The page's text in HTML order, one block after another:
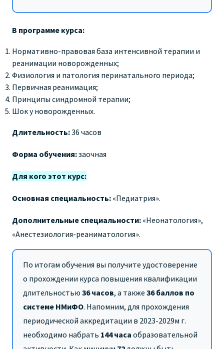
В программе курса:
Нормативно-правовая база интенсивной терапии и
реанимации новорожденных;
Физиология и патология перинатального периода;
Первичная реанимация;
Принципы синдромной терапии;
Шок у новорожденных.
Длительность:36 часов
Форма обучения:заочная
Для кого этот курс:
Основная специальность: «Педиатрия».
Дополнительные специальности: «Неонатология»,
«Анестезиология-реаниматология».
По итогам обучения вы получите удостоверение
о прохождении курса повышения квалификации
длительностью 36 часов, а также 36 баллов по
системе НМиФО. Напомним, для прохождения
периодической аккредитации в 2023-2029м г.
необходимо набрать 144 часа образовательной